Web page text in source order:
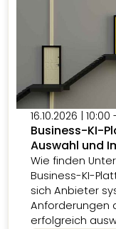
16.10.2026 |
Business-KI-
Auswahl und
Wie finden
Business-KI-
sich Anbieter
Anforderungen
erfolgreich